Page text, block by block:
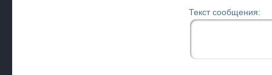
Текст сообщения: